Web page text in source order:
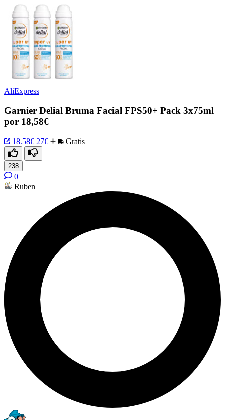
AliExpress
Garnier Delial Bruma Facial FPS50+ Pack 3x75ml
por 18,58€
18.58€ 27€ Gratis
238
0
Ruben